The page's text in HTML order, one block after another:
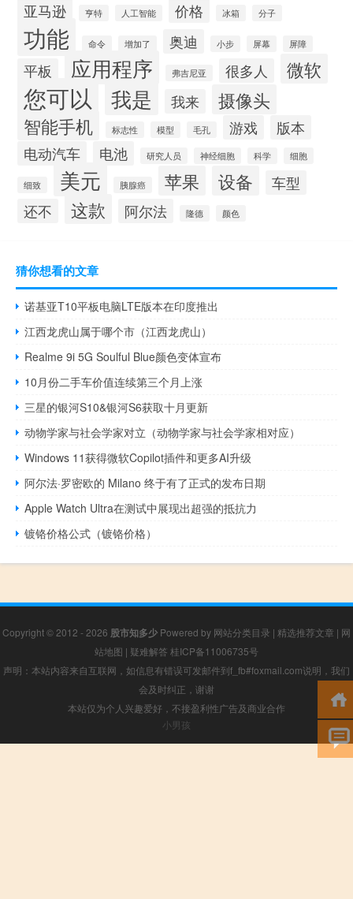
亚马逊 亨特 人工智能 价格 冰箱 分子
功能 命令 增加了 奥迪 小步 屏幕 屏障
平板 应用程序 弗吉尼亚 很多人 微软
您可以 我是 我来
摄像头
智能手机
标志性 模型 毛孔 游戏
版本
电动汽车
电池 研究人员 神经细胞 科学 细胞
细致 美元 胰腺癌 苹果 设备
车型
还不
这款 阿尔法 隆德 颜色
猜你想看的文章
诺基亚T10平板电脑LTE版本在印度推出
江西龙虎山属于哪个市（江西龙虎山）
Realme 9i 5G Soulful Blue颜色变体宣布
10月份二手车价值连续第三个月上涨
三星的银河S10&银河S6获取十月更新
动物学家与社会学家对立（动物学家与社会学家相对应）
Windows 11获得微软Copilot插件和更多AI升级
阿尔法·罗密欧的 Milano 终于有了正式的发布日期
Apple Watch Ultra在测试中展现出超强的抵抗力
镀铬价格公式（镀铬价格）
Copyright © 2012 - 2026 股市知多少 Powered by 网站分类目录 | 精选推荐文章 | 网
站地图 | 疑难解答 桂ICP备11006735号
声明：本站内容来自互联网，如信息有错误可发邮件到f_fb#foxmail.com说明，我们
会及时纠正，谢谢
本站仅为个人兴趣爱好，不接盈利性广告及商业合作
小男孩